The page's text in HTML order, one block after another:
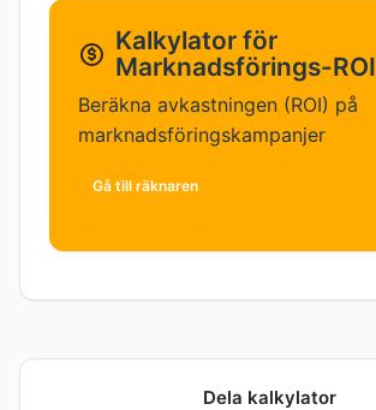
Kalkylator för
Marknadsförings-ROI
Beräkna avkastningen (ROI) på
marknadsföringskampanjer
Gå till räknaren
Dela kalkylator